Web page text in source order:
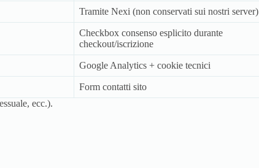
Tramite Nexi (non conservati sui nostri server)
Checkbox consenso esplicito durante
checkout/iscrizione
Google Analytics + cookie tecnici
Form contatti sito
ecc.).